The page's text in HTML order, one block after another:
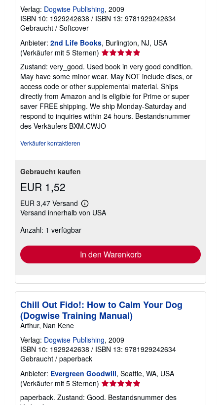
Verlag: Dogwise Publishing, 2009
ISBN 10: 1929242638 / ISBN 13: 9781929242634
Gebraucht / Softcover
Anbieter: 2nd Life Books, Burlington, NJ, USA
(Verkäufer mit 5 Sternen) Verkäuferbewertung
5
von
5
Sternen
Zustand: very_good. Used book in very good condition.
May have some minor wear. May NOT include discs, or
access code or other supplemental material. Ships
directly from Amazon and is eligible for Prime or super
saver FREE shipping. We ship Monday-Saturday and
respond to inquiries within 24 hours. Bestandsnummer
des Verkäufers BXM.CWJO
Verkäufer kontaktieren
Gebraucht kaufen
EUR 1,52
EUR 3,47 Versand
Weitere
Informationen
Versand innerhalb von USA
Anzahl: 1 verfügbar
In den Warenkorb
Chill Out Fido!: How to Calm Your Dog
(Dogwise Training Manual)
Arthur, Nan Kene
Verlag: Dogwise Publishing, 2009
ISBN 10: 1929242638 / ISBN 13: 9781929242634
Gebraucht / paperback
Anbieter: Evergreen Goodwill, Seattle, WA, USA
(Verkäufer mit 5 Sternen) Verkäuferbewertung
5
von
paperback. Zustand: Good. Bestandsnummer des